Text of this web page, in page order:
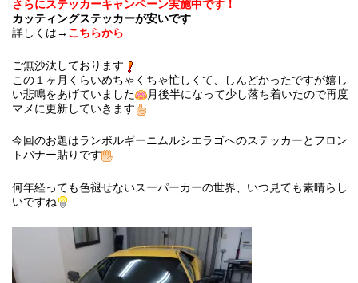
さらにステッカーキャンペーン実施中です！
カッティングステッカーが安いです
詳しくは→ こちらから
ご無沙汰しております
この１ヶ月くらいめちゃくちゃ忙しくて、しんどかったですが嬉し
い悲鳴をあげていました
月後半になって少し落ち着いたので再度
マメに更新していきます
今回のお題はランボルギーニムルシエラゴへのステッカーとフロン
トバナー貼りです
何年経っても色褪せないスーパーカーの世界、いつ見ても素晴らし
いですね